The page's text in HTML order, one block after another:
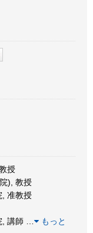
授
), 教授
, 准教授
, 講師
もっと